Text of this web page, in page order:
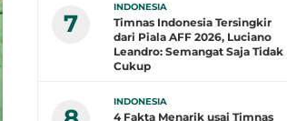
7
INDONESIA
Timnas Indonesia Tersingkir
dari Piala AFF 2026, Luciano
Leandro: Semangat Saja Tidak
Cukup
INDONESIA
4 Fakta Menarik usai Timnas